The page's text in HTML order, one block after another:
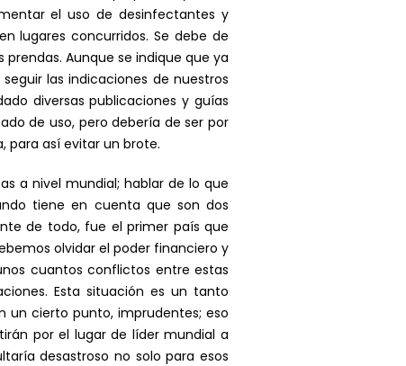
el uso de desinfectantes y
lugares concurridos. Se debe de
Aunque se indique que ya
las indicaciones de nuestros
diversas publicaciones y guías
de uso, pero debería de ser por
para así evitar un brote.
a nivel mundial; hablar de lo que
tiene en cuenta que son dos
de todo, fue el primer país que
olvidar el poder financiero y
cuantos conflictos entre estas
Esta situación es un tanto
un cierto punto, imprudentes; eso
por el lugar de líder mundial a
desastroso no solo para esos